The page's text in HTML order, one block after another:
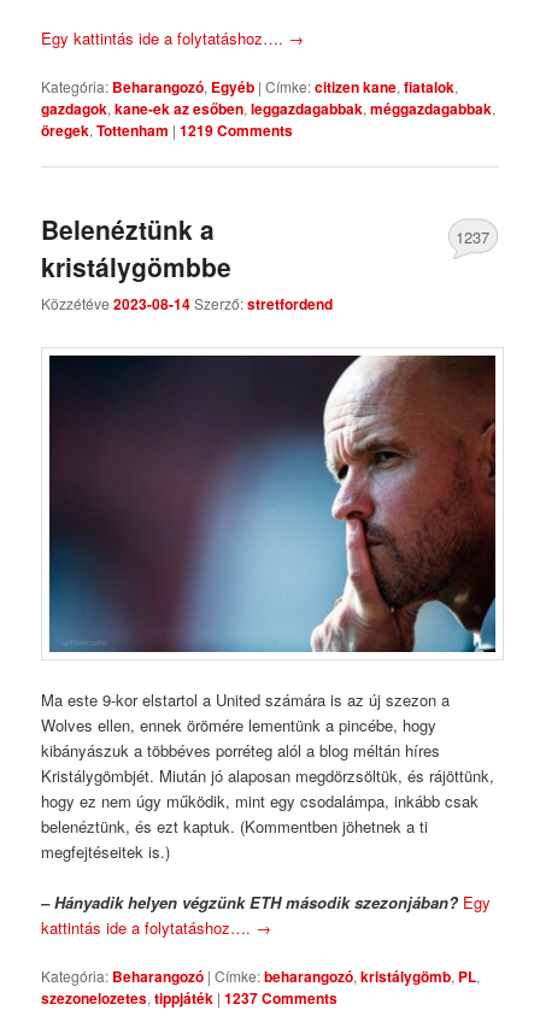
Egy kattintás ide a folytatáshoz…. →
Kategória: Beharangozó, Egyéb |Címke:citizen kane,fiatalok,
gazdagok,kane-ek az esőben,leggazdagabbak,méggazdagabbak,
öregek,Tottenham |1219 Comments
Belenéztünk a
kristálygömbbe
Közzétéve2023-08-14Szerző:stretfordend
1237
Ma este 9-kor elstartol a United számára is az új szezon a
Wolves ellen, ennek örömére lementünk a pincébe, hogy
kibányászuk a többéves porréteg alól a blog méltán híres
Kristálygömbjét. Miután jó alaposan megdörzsöltük, és rájöttünk,
hogy ez nem úgy működik, mint egy csodalámpa, inkább csak
belenéztünk, és ezt kaptuk. (Kommentben jöhetnek a ti
megfejtéseitek is.)
– Hányadik helyen végzünk ETH második szezonjában? Egy
kattintás ide a folytatáshoz…. →
Kategória: Beharangozó |Címke:beharangozó,kristálygömb, PL,
szezonelozetes,tippjáték |1237 Comments